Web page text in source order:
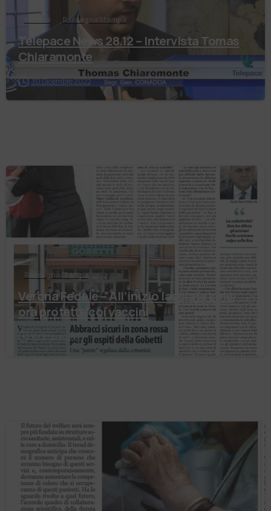
Rassegna Stampa
Telepace News 28.12 – Intervista Tomas
Chiaramonte
30 Dicembre 2022
Rassegna Stampa
Verona Fedele – All’inizio lasciate sole
ora protette coi vaccini
17 Ottobre 2022